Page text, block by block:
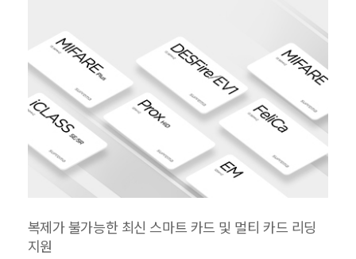
복제가 불가능한 최신 스마트 카드 및 멀티 카드 리딩
지원